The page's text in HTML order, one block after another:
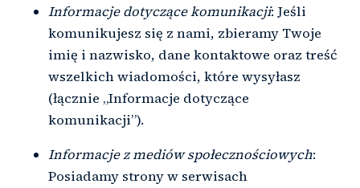
Informacje dotyczące komunikacji: Jeśli
komunikujesz się z nami, zbieramy Twoje
imię i nazwisko, dane kontaktowe oraz treść
wszelkich wiadomości, które wysyłasz
(łącznie „Informacje dotyczące
komunikacji”).
Informacje z mediów społecznościowych:
Posiadamy strony w serwisach